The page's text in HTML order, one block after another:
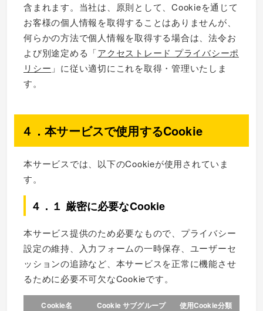
含まれます。当社は、原則として、Cookieを通じて
お客様の個人情報を取得することはありませんが、
何らかの方法で個人情報を取得する場合は、法令お
よび別途定める「アクセストレード プライバシーポ
リシー 」に従い適切にこれを取得・管理いたしま
す。
４．本サービスで使用するCookie
本サービスでは、以下のCookieが使用されていま
す。
４．１ 厳密に必要なCookie
本サービス提供のため必要なもので、プライバシー
設定の維持、入力フォームの一時保存、ユーザーセ
ッションの追跡など、本サービスを正常に機能させ
るために必要不可欠なCookieです。
Cookie名 Cookie サブグループ 使用Cookie分類